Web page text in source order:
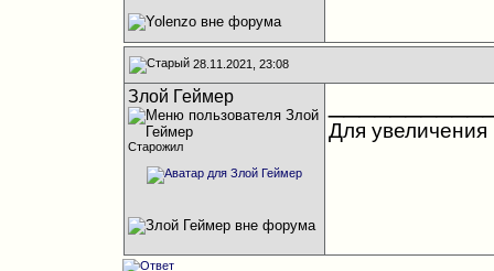
28.11.2021, 23:08
Злой Геймер
Старожил
Для